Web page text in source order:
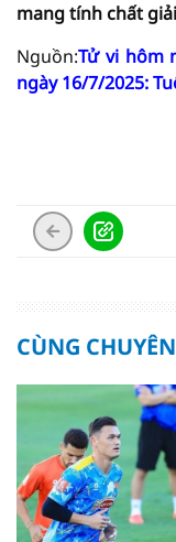
mang tính chất
Nguồn:Tử vi hôm
ngày 16/7/2025:
CÙNG